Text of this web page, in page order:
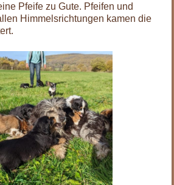
Pfeife zu Gute. Pfeifen und
Himmelsrichtungen kamen die